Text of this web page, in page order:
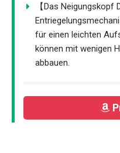
【Das Neigungskopf
für einen leichten
können mit wenigen
abbauen.